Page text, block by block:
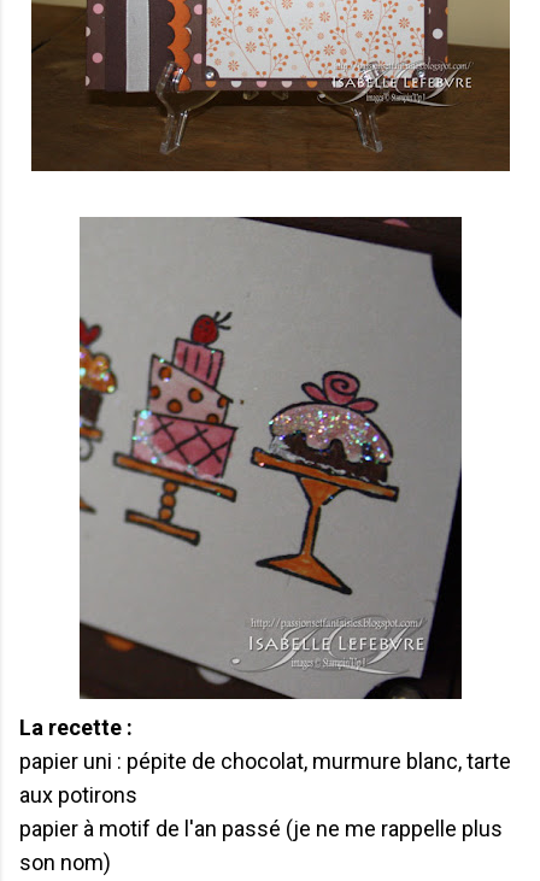
La recette :
papier uni : pépite de chocolat, murmure blanc, tarte
aux potirons
papier à motif de l'an passé (je ne me rappelle plus
son nom)